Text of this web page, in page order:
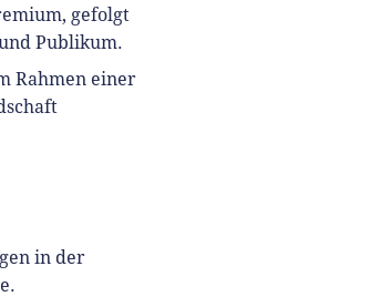
gefolgt
Publikum.
Rahmen einer
in der